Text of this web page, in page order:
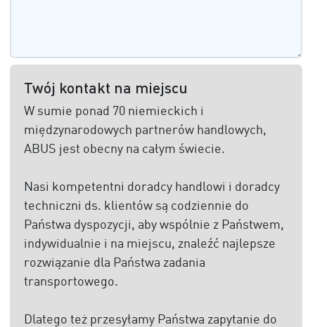
Twój kontakt na miejscu
W sumie ponad 70 niemieckich i
międzynarodowych partnerów handlowych,
ABUS jest obecny na całym świecie.
Nasi kompetentni doradcy handlowi i doradcy
techniczni ds. klientów są codziennie do
Państwa dyspozycji, aby wspólnie z Państwem,
indywidualnie i na miejscu, znaleźć najlepsze
rozwiązanie dla Państwa zadania
transportowego.
Dlatego też przesyłamy Państwa zapytanie do